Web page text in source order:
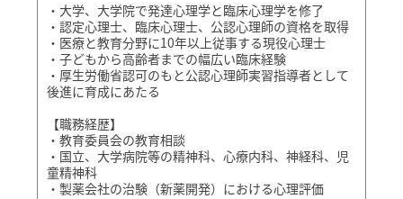
・大学、大学院で発達心理学と臨床心理学を修了
・認定心理士、臨床心理士、公認心理師の資格を取得
・医療と教育分野に10年以上従事する現役心理士
・子どもから高齢者までの幅広い臨床経験
・厚生労働省認可のもと公認心理師実習指導者として
後進に育成にあたる
【職務経歴】
・教育委員会の教育相談
・国立、大学病院等の精神科、心療内科、神経科、児
童精神科
・製薬会社の治験（新薬開発）における心理評価